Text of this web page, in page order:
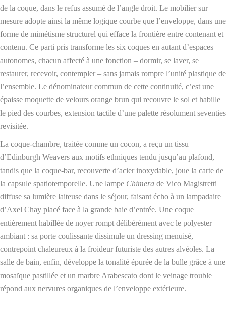
de la coque, dans le refus assumé de l’angle droit. Le mobilier sur
mesure adopte ainsi la même logique courbe que l’enveloppe, dans une
forme de mimétisme structurel qui efface la frontière entre contenant et
contenu. Ce parti pris transforme les six coques en autant d’espaces
autonomes, chacun affecté à une fonction – dormir, se laver, se
restaurer, recevoir, contempler – sans jamais rompre l’unité plastique de
l’ensemble. Le dénominateur commun de cette continuité, c’est une
épaisse moquette de velours orange brun qui recouvre le sol et habille
le pied des courbes, extension tactile d’une palette résolument seventies
revisitée.
La coque-chambre, traitée comme un cocon, a reçu un tissu
d’Edinburgh Weavers aux motifs ethniques tendu jusqu’au plafond,
tandis que la coque-bar, recouverte d’acier inoxydable, joue la carte de
la capsule spatiotemporelle. Une lampe Chimera de Vico Magistretti
diffuse sa lumière laiteuse dans le séjour, faisant écho à un lampadaire
d’Axel Chay placé face à la grande baie d’entrée. Une coque
entièrement habillée de noyer rompt délibérément avec le polyester
ambiant : sa porte coulissante dissimule un dressing menuisé,
contrepoint chaleureux à la froideur futuriste des autres alvéoles. La
salle de bain, enfin, développe la tonalité épurée de la bulle grâce à une
mosaïque pastillée et un marbre Arabescato dont le veinage trouble
répond aux nervures organiques de l’enveloppe extérieure.